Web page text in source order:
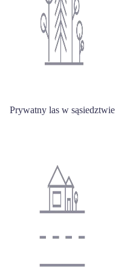
Prywatny las w sąsiedztwie